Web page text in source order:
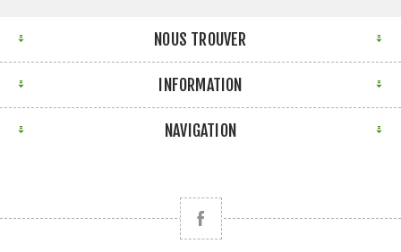
NOUS TROUVER
INFORMATION
NAVIGATION